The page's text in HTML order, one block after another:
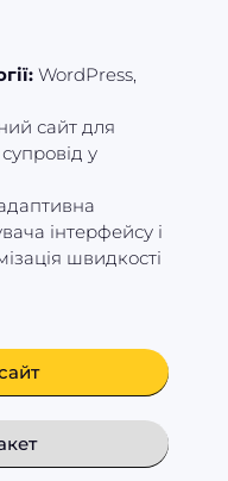
WordPress,
сайт для
у
інтерфейсу і
швидкості